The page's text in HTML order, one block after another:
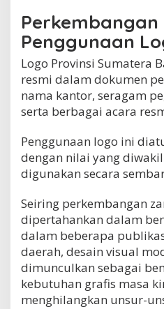
Perkembangan
Penggunaan
Logo Provinsi Sumatera
resmi dalam dokumen
nama kantor, seragam
serta berbagai acara
Penggunaan logo ini
dengan nilai yang
digunakan secara
Seiring perkembangan
dipertahankan dalam
dalam beberapa
daerah, desain visual
dimunculkan sebagai
kebutuhan grafis masa
menghilangkan unsur-